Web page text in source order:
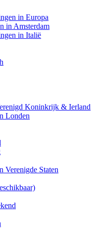
in Europa
in Amsterdam
in Italië
Koninkrijk & Ierland
Londen
Verenigde Staten